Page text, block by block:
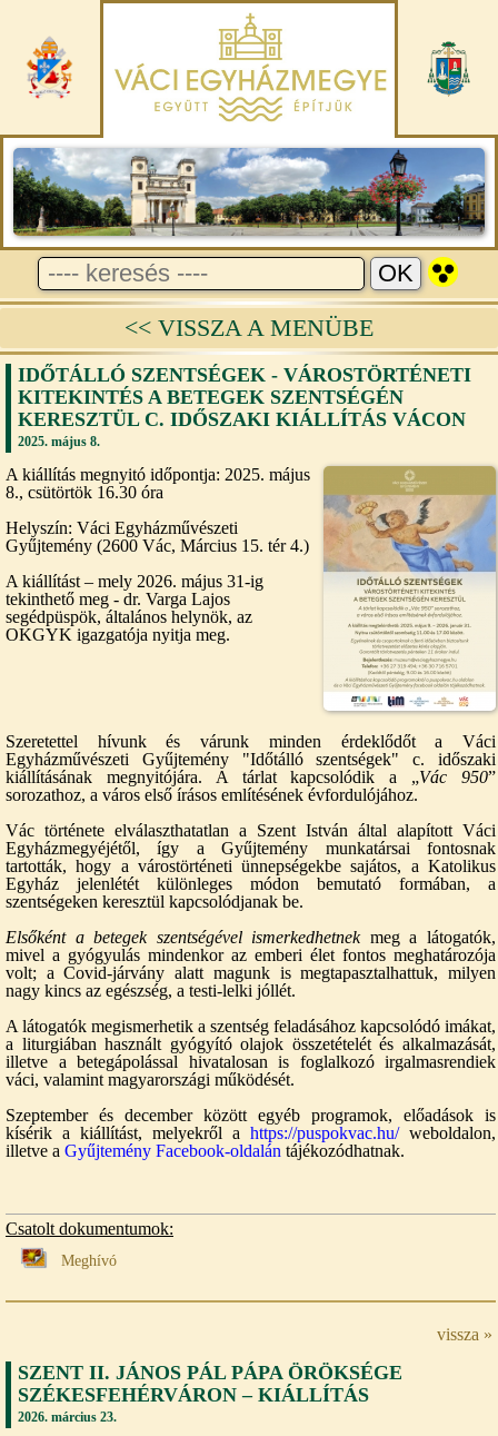
<< VISSZA A MENÜBE
IDŐTÁLLÓ SZENTSÉGEK - VÁROSTÖRTÉNETI
KITEKINTÉS A BETEGEK SZENTSÉGÉN
KERESZTÜL C. IDŐSZAKI KIÁLLÍTÁS VÁCON
2025. május 8.
A kiállítás megnyitó időpontja: 2025. május
8., csütörtök 16.30 óra
Helyszín: Váci Egyházművészeti
Gyűjtemény (2600 Vác, Március 15. tér 4.)
A kiállítást – mely 2026. május 31-ig
tekinthető meg - dr. Varga Lajos
segédpüspök, általános helynök, az
OKGYK igazgatója nyitja meg.
Szeretettel hívunk és várunk minden érdeklődőt a Váci
Egyházművészeti Gyűjtemény "Időtálló szentségek" c. időszaki
kiállításának megnyitójára. A tárlat kapcsolódik a „Vác 950”
sorozathoz, a város első írásos említésének évfordulójához.
Vác története elválaszthatatlan a Szent István által alapított Váci
Egyházmegyéjétől, így a Gyűjtemény munkatársai fontosnak
tartották, hogy a várostörténeti ünnepségekbe sajátos, a Katolikus
Egyház jelenlétét különleges módon bemutató formában, a
szentségeken keresztül kapcsolódjanak be.
Elsőként a betegek szentségével ismerkedhetnekmeg a látogatók,
mivel a gyógyulás mindenkor az emberi élet fontos meghatározója
volt; a Covid-járvány alatt magunk is megtapasztalhattuk, milyen
nagy kincs az egészség, a testi-lelki jóllét.
A látogatók megismerhetik a szentség feladásához kapcsolódó imákat,
a liturgiában használt gyógyító olajok összetételét és alkalmazását,
illetve a betegápolással hivatalosan is foglalkozó irgalmasrendiek
váci, valamint magyarországi működését.
Szeptember és december között egyéb programok, előadások is
kísérik a kiállítást, melyekről a https://puspokvac.hu/weboldalon,
illetve a Gyűjtemény Facebook-oldalán tájékozódhatnak.
Csatolt dokumentumok:
Meghívó
vissza »
SZENT II. JÁNOS PÁL PÁPA ÖRÖKSÉGE
SZÉKESFEHÉRVÁRON – KIÁLLÍTÁS
2026. március 23.